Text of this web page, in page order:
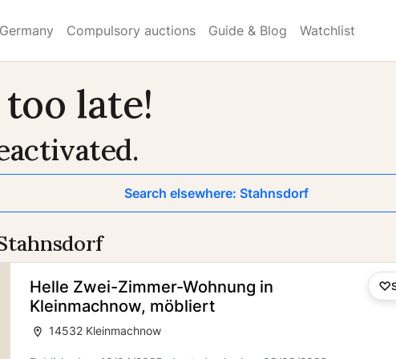
Compulsory auctions Guide & Blog Watchlist
late!
Search elsewhere: Stahnsdorf
Helle Zwei-Zimmer-Wohnung in
Kleinmachnow, möbliert
14532 Kleinmachnow